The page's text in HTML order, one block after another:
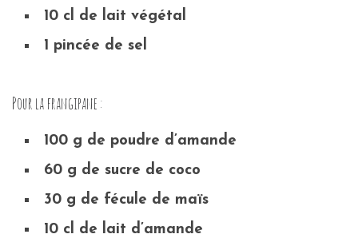
10 cl de lait végétal
1 pincée de sel
Pour la frangipane :
100 g de poudre d’amande
60 g de sucre de coco
30 g de fécule de maïs
10 cl de lait d’amande